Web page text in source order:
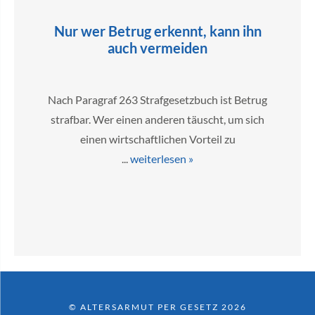
Nur wer Betrug erkennt, kann ihn
auch vermeiden
Nach Paragraf 263 Strafgesetzbuch ist Betrug
strafbar. Wer einen anderen täuscht, um sich
einen wirtschaftlichen Vorteil zu
weiterlesen »
© ALTERSARMUT PER GESETZ 2026